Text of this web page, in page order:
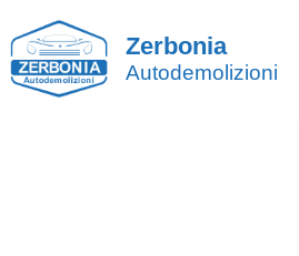
Zerbonia
Autodemolizioni